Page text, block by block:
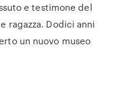
e testimone del
ragazza. Dodici anni
un nuovo museo